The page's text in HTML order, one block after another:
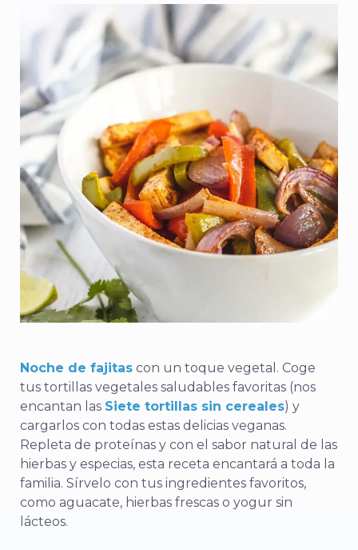
Noche de fajitas con un toque vegetal. Coge
tus tortillas vegetales saludables favoritas (nos
encantan las Siete tortillas sin cereales) y
cargarlos con todas estas delicias veganas.
Repleta de proteínas y con el sabor natural de las
hierbas y especias, esta receta encantará a toda la
familia. Sírvelo con tus ingredientes favoritos,
como aguacate, hierbas frescas o yogur sin
lácteos.